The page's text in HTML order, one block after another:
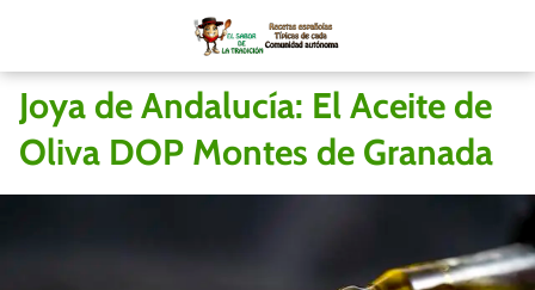
Joya de Andalucía: El Aceite de
Oliva DOP Montes de Granada